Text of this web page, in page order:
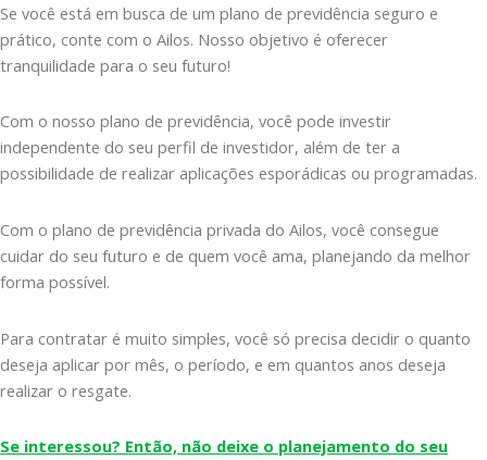
Se você está em busca de um plano de previdência seguro e
prático, conte com o Ailos. Nosso objetivo é oferecer
tranquilidade para o seu futuro!
Com o nosso plano de previdência, você pode investir
independente do seu perfil de investidor, além de ter a
possibilidade de realizar aplicações esporádicas ou programadas.
Com o plano de previdência privada do Ailos, você consegue
cuidar do seu futuro e de quem você ama, planejando da melhor
forma possível.
Para contratar é muito simples, você só precisa decidir o quanto
deseja aplicar por mês, o período, e em quantos anos deseja
realizar o resgate.
Se interessou? Então, não deixe o planejamento do seu